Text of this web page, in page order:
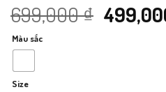
699,000₫ Giá
Màu sắc
Size